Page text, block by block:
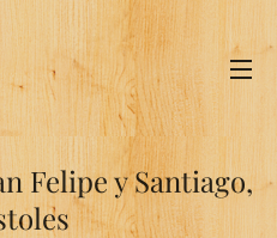
Felipe y Santiago,